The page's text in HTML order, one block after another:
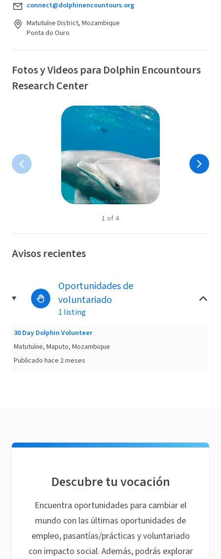
connect@dolphinencountours.org
Matutuíne District, Mozambique
Ponta do Ouro
Fotos y Videos para Dolphin Encountours
Research Center
1 of4
Avisos recientes
Oportunidades de
voluntariado
1 listing
30 Day Dolphin Volunteer
Matutuíne, Maputo, Mozambique
Publicado hace 2 meses
Descubre tu vocación
Encuentra oportunidades para cambiar el
mundo con las últimas oportunidades de
empleo, pasantías/prácticas y voluntariado
con impacto social. Además, podrás explorar